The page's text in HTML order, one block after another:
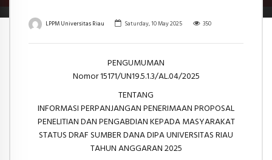
LPPM Universitas Riau Saturday, 10 May 2025 350
PENGUMUMAN
Nomor 15171/UN19.5.1.3/AL.04/2025
TENTANG
INFORMASI PERPANJANGAN PENERIMAAN PROPOSAL
PENELITIAN DAN PENGABDIAN KEPADA MASYARAKAT
STATUS DRAF SUMBER DANA DIPA UNIVERSITAS RIAU
TAHUN ANGGARAN 2025